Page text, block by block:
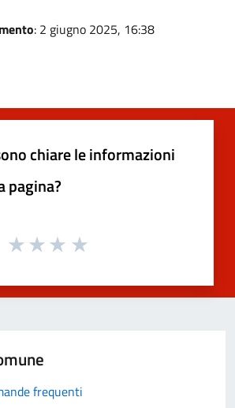
: 2 giugno 2025, 16:38
chiare le informazioni
pagina?
frequenti